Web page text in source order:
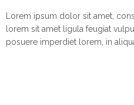
Lorem ipsum dolor sit amet,
lorem sit amet ligula feugiat
posuere imperdiet lorem, in